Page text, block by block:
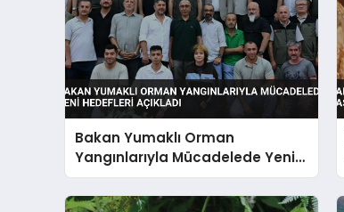
Bakan Yumaklı Orman
Yangınlarıyla Mücadelede Yeni
Hedefleri Açıkladı